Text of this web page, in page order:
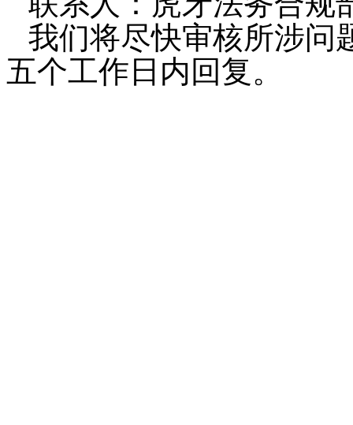
我们将尽快审核所涉问
五个工作日内回复。